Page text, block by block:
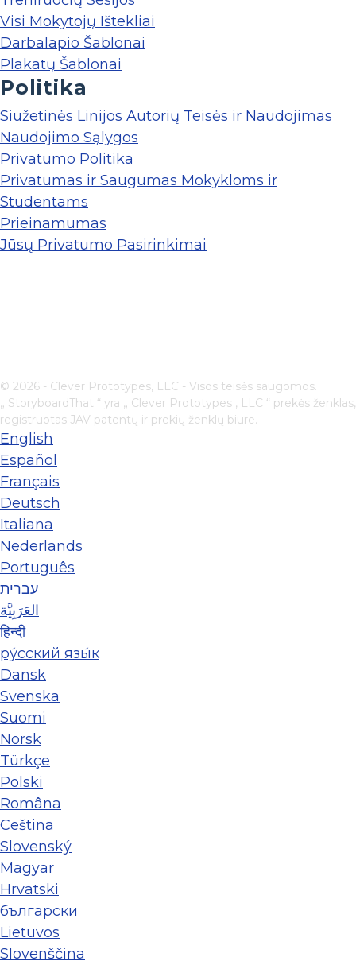
Visi Mokytojų Ištekliai
Darbalapio Šablonai
Plakatų Šablonai
Politika
Siužetinės Linijos Autorių Teisės ir Naudojimas
Naudojimo Sąlygos
Privatumo Politika
Privatumas ir Saugumas Mokykloms ir
Studentams
Prieinamumas
Jūsų Privatumo Pasirinkimai
© 2026 - Clever Prototypes, LLC - Visos teisės saugomos.
„ StoryboardThat “ yra „ Clever Prototypes , LLC “ prekės ženklas,
registruotas JAV patentų ir prekių ženklų biure.
English
Español
Français
Deutsch
Italiana
Nederlands
Português
עברית
العَرَبِيَّة
हिन्दी
ру́сский язы́к
Dansk
Svenska
Suomi
Norsk
Türkçe
Polski
Româna
Ceština
Slovenský
Magyar
Hrvatski
български
Lietuvos
Slovenščina